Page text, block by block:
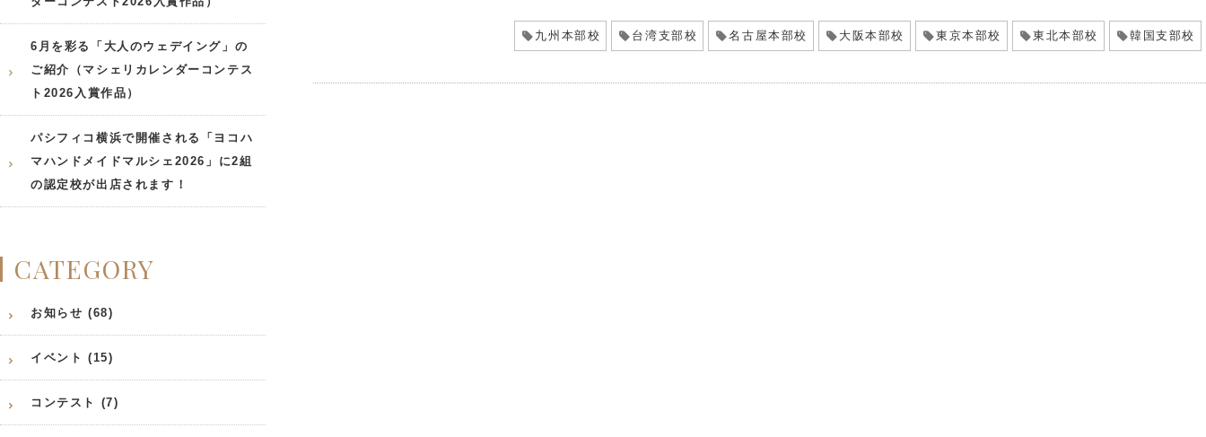
九州本部校 台湾支部校 名古屋本部校 大阪本部校 東京本部校 東北本部校 韓国支部校
6月を彩る「大人のウェデイング」の
ご紹介（マシェリカレンダーコンテス
ト2026入賞作品）
パシフィコ横浜で開催される「ヨコハ
マハンドメイドマルシェ2026」に2組
の認定校が出店されます！
CATEGORY
お知らせ (68)
イベント (15)
コンテスト (7)